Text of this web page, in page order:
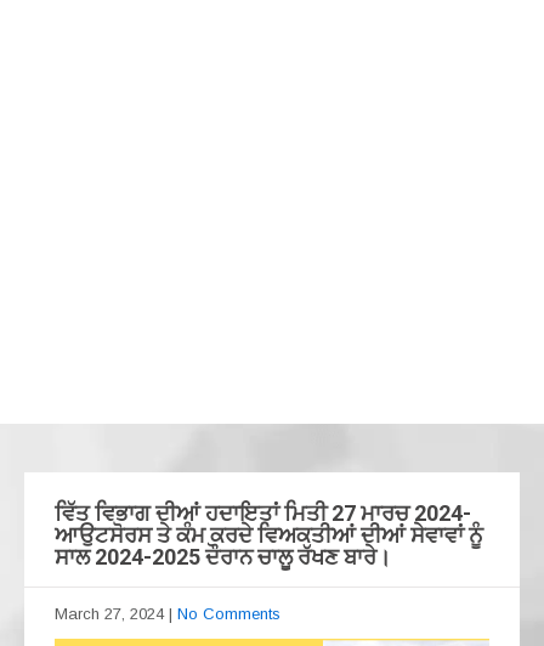
ਵਿੱਤ ਵਿਭਾਗ ਦੀਆਂ ਹਦਾਇਤਾਂ ਮਿਤੀ 27 ਮਾਰਚ 2024-
ਆਉਟਸੋਰਸ ਤੇ ਕੰਮ ਕਰਦੇ ਵਿਅਕਤੀਆਂ ਦੀਆਂ ਸੇਵਾਵਾਂ ਨੂੰ
ਸਾਲ 2024-2025 ਦੌਰਾਨ ਚਾਲੂ ਰੱਖਣ ਬਾਰੇ।
March 27, 2024 | No Comments